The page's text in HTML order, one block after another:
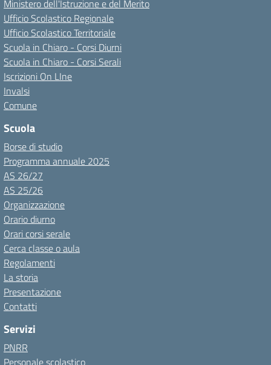
Ministero dell'Istruzione e del Merito
Ufficio Scolastico Regionale
Ufficio Scolastico Territoriale
Scuola in Chiaro - Corsi Diurni
Scuola in Chiaro - Corsi Serali
Iscrizioni On LIne
Invalsi
Comune
Scuola
Borse di studio
Programma annuale 2025
AS 26/27
AS 25/26
Organizzazione
Orario diurno
Orari corsi serale
Cerca classe o aula
Regolamenti
La storia
Presentazione
Contatti
Servizi
PNRR
Personale scolastico